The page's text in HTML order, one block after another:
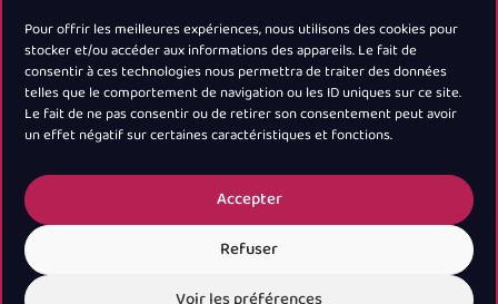
Pour offrir les meilleures expériences, nous utilisons des cookies pour
stocker et/ou accéder aux informations des appareils. Le fait de
consentir à ces technologies nous permettra de traiter des données
telles que le comportement de navigation ou les ID uniques sur ce site.
Le fait de ne pas consentir ou de retirer son consentement peut avoir
un effet négatif sur certaines caractéristiques et fonctions.
Accepter
Refuser
Navigation
Newsletter